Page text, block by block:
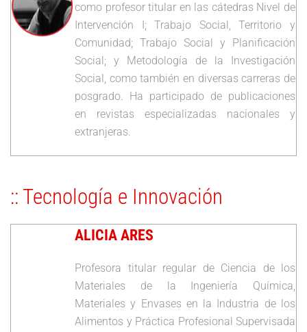
como profesor titular en las cátedras Nivel de
Intervención I; Trabajo Social, Territorio y
Comunidad; Trabajo Social y Planificación
Social; y Metodología de la Investigación
Social, como también en diversas carreras de
posgrado. Ha participado de publicaciones
en revistas especializadas nacionales y
extranjeras.
:: Tecnología e Innovación
ALICIA ARES
Profesora titular regular de Ciencia de los
Materiales de la Ingeniería Química,
Materiales y Envases en la Industria de los
Alimentos y Práctica Profesional Supervisada